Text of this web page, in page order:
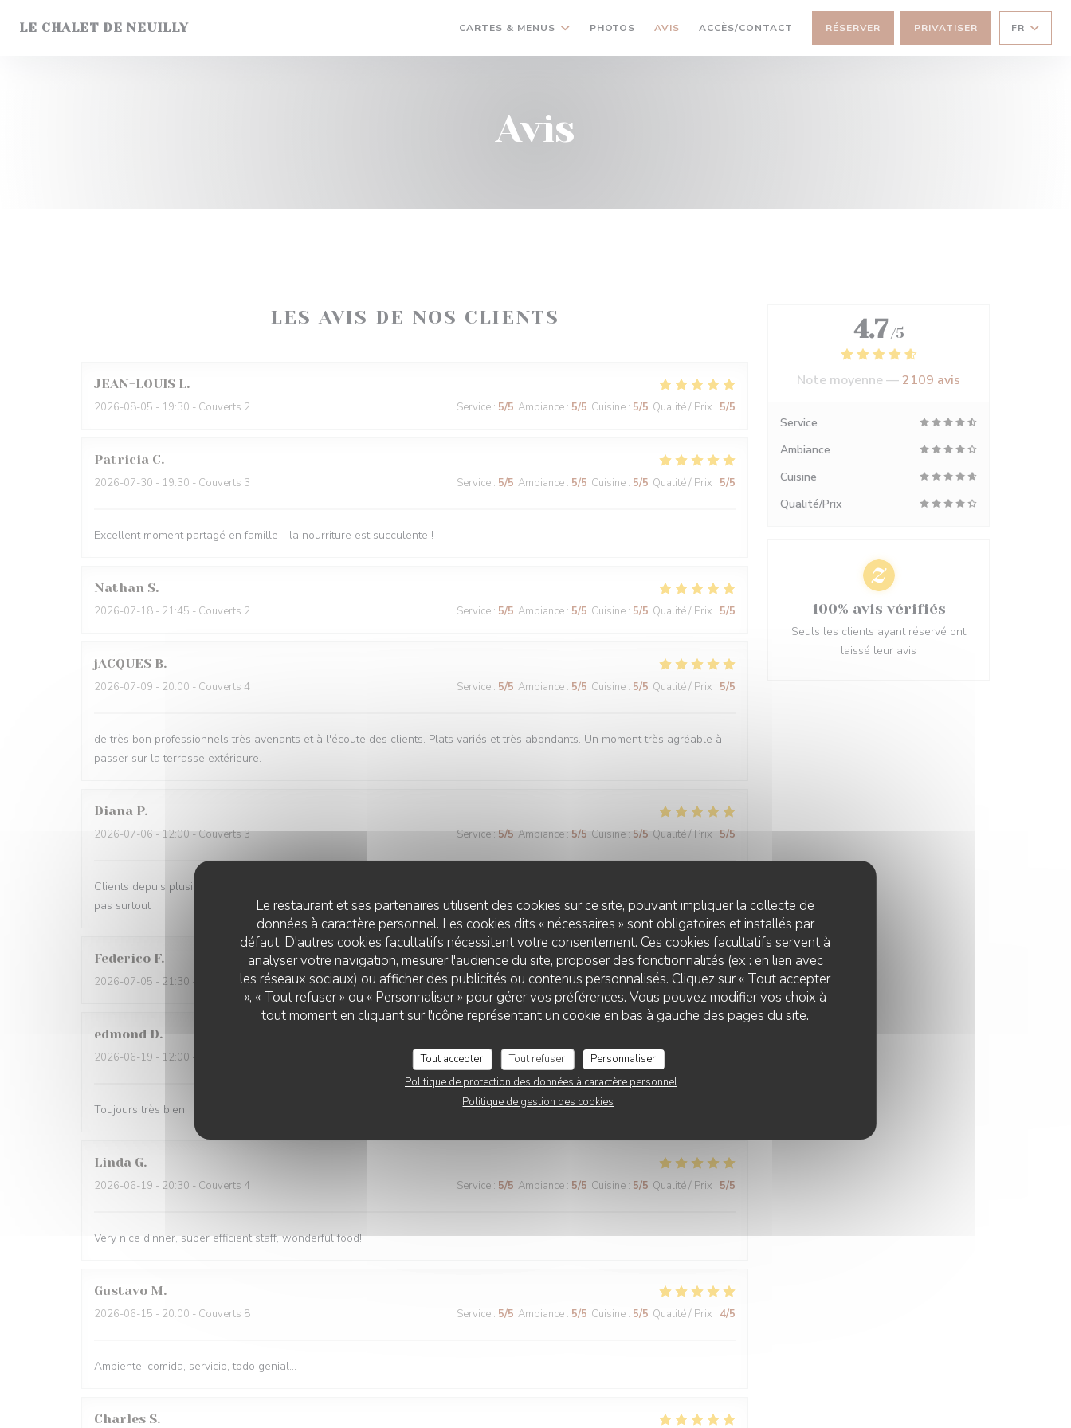
Le restaurant et ses partenaires utilisent des cookies sur ce site, pouvant impliquer la collecte de
données à caractère personnel. Les cookies dits « nécessaires » sont obligatoires et installés par
défaut. D'autres cookies facultatifs nécessitent votre consentement. Ces cookies facultatifs servent à
analyser votre navigation, mesurer l'audience du site, proposer des fonctionnalités (ex : en lien avec
les réseaux sociaux) ou afficher des publicités ou contenus personnalisés. Cliquez sur « Tout accepter
», « Tout refuser » ou « Personnaliser » pour gérer vos préférences. Vous pouvez modifier vos choix à
tout moment en cliquant sur l'icône représentant un cookie en bas à gauche des pages du site.
Tout accepter Tout refuser
Personnaliser
Politique de protection des données à caractère personnel
Politique de gestion des cookies
LE CHALET DE NEUILLY CARTES & MENUS PHOTOS AVIS ACCÈS/CONTACT RÉSERVER PRIVATISER FR
Avis
LES AVIS DE NOS CLIENTS
JEAN-LOUIS L
2026-08-05 - 19:30 - Couverts 2 Service : 5/5 Ambiance : 5/5 Cuisine : 5/5 Qualité / Prix : 5/5
Patricia C
2026-07-30 - 19:30 - Couverts 3 Service : 5/5 Ambiance : 5/5 Cuisine : 5/5 Qualité / Prix : 5/5
Excellent moment partagé en famille - la nourriture est succulente !
Nathan S
2026-07-18 - 21:45 - Couverts 2 Service : 5/5 Ambiance : 5/5 Cuisine : 5/5 Qualité / Prix : 5/5
jACQUES B
2026-07-09 - 20:00 - Couverts 4 Service : 5/5 Ambiance : 5/5 Cuisine : 5/5 Qualité / Prix : 5/5
de très bon professionnels très avenants et à l'écoute des clients. Plats variés et très abondants. Un moment très agréable à
passer sur la terrasse extérieure.
Diana P
2026-07-06 - 12:00 - Couverts 3 Service : 5/5 Ambiance : 5/5 Cuisine : 5/5 Qualité / Prix : 5/5
Clients depuis plusieurs années. Qualité, professionnalisme, prix compétitifs. Gentillesse. Enfin tt pour rester clients. N hésitez
pas surtout
Federico F
2026-07-05 - 21:30 - Couverts 2 Service:5/5 Ambiance: 5/5 Cuisine: 5/5 Qualité / Prix: 5/5
edmond D
2026-06-19 - 12:00 - Couverts 2 Service /5 Ambiance: Cuisine: 4/5 Qualité / Prix
Toujours très bien
Linda G
2026-06-19 - 20:30 - Couverts 4 Service : 5/5 Ambiance : 5/5 Cuisine : 5/5 Qualité / Prix : 5/5
Very nice dinner, super efficient staff, wonderful food!!
Gustavo M
2026-06-15 - 20:00 - Couverts 8 Service : 5/5 Ambiance : 5/5 Cuisine : 5/5 Qualité / Prix : 4/5
Ambiente, comida, servicio, todo genial...
Charles S
4.7 /5
Note moyenne —2109 avis
Service
Ambiance
Cuisine
Qualité/Prix
100% avis vérifiés
Seuls les clients ayant réservé ont
laissé leur avis
LE CHALET DE NEUILLY